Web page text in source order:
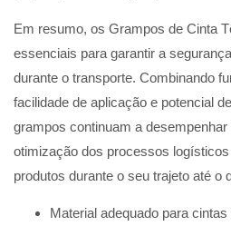
Em resumo, os Grampos de Cinta
essenciais para garantir a
durante o transporte. Combinando
facilidade de aplicação e potencial
grampos continuam a
otimização dos processos
produtos durante o seu trajeto até o
Material adequado para cintas